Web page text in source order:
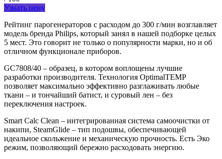
Узнать цену
Рейтинг парогенераторов с расходом до 300 г/мин возглавляет
модель бренда Philips, который занял в нашей подборке целых
5 мест. Это говорит не только о популярности марки, но и об
отличном функционале приборов.
GC7808/40 – образец, в котором воплощены лучшие
разработки производителя. Технология OptimalTEMP
позволяет максимально эффективно разглаживать любые
ткани – и тончайший батист, и суровый лен – без
переключения настроек.
Smart Calc Clean – интегрированная система самоочистки от
накипи, SteamGlide – тип подошвы, обеспечивающей
идеальное скольжение и механическую прочность. Есть Эко
режим, позволяющий бережно расходовать энергию.